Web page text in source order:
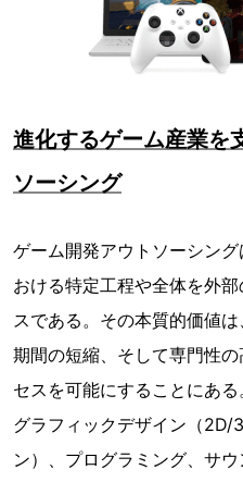
進化するゲーム産業を
ソーシング
ゲーム開発アウトソーシン
おける特定工程や全体を外
スである。その本質的価値
期間の短縮、そして専門性
セスを可能にすることにある
グラフィックデザイン（2D/
ン）、プログラミング、サ